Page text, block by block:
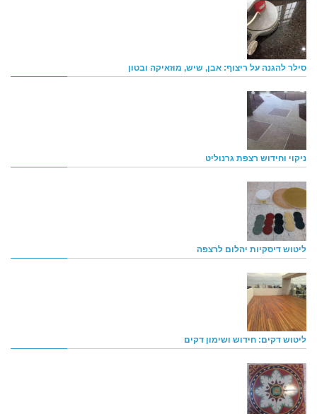
סילר להגנה על ריצוף: אבן, שיש, מוזאיקה ובטון
ניקוי וחידוש רצפת גרנוליט
ליטוש דיסקיות יהלום לרצפה
ליטוש דקים: חידוש ושימון דקים